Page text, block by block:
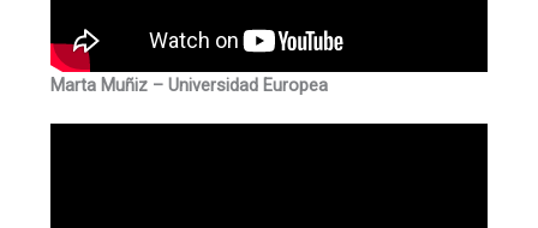
Marta Muñiz – Universidad Europea